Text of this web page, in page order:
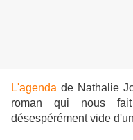
L'agenda de Nathalie
roman qui nous
désespérément vide